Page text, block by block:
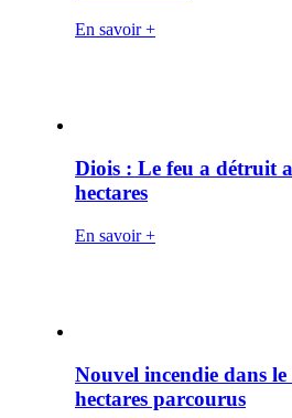
En savoir +
Diois : Le feu a détruit
hectares
En savoir +
Nouvel incendie dans
hectares parcourus